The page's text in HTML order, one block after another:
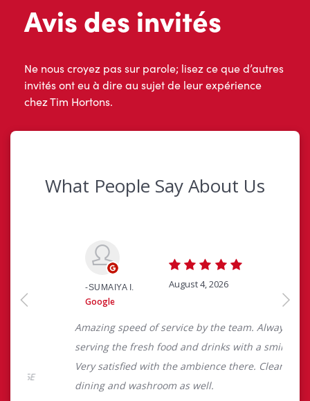
Avis des invités
Ne nous croyez pas sur parole; lisez ce que d’autres
invités ont eu à dire au sujet de leur expérience
chez Tim Hortons.